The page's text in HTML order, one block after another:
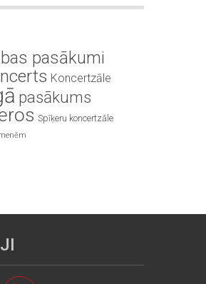
pasākumi
Koncertzāle
pasākums
Spīķeru koncertzāle